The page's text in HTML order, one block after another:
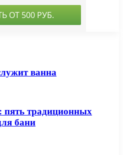
ванна
пять традиционных
бани